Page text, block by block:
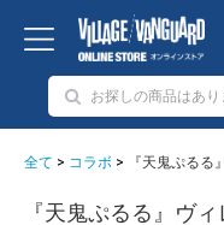
全て > コラボ > 『天鬼ぷる
『天鬼ぷるる』ヴ